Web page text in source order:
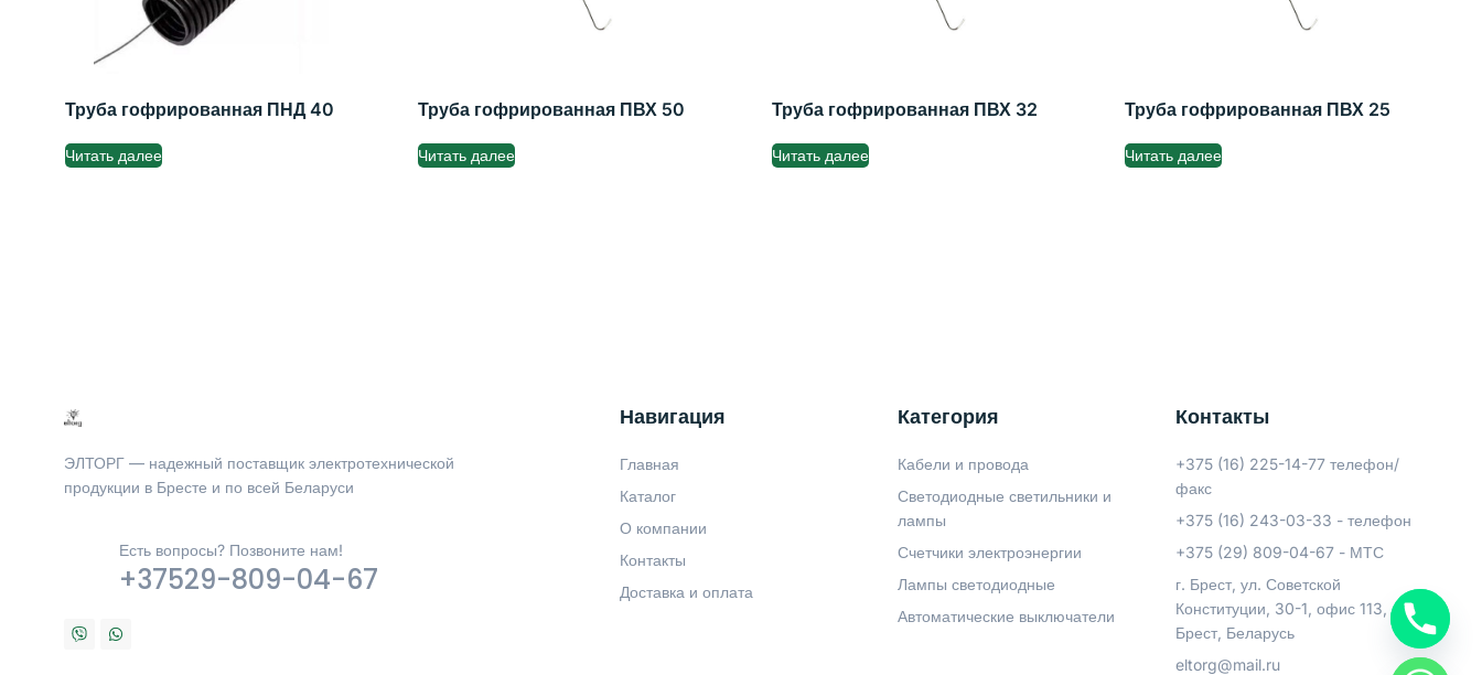
Труба гофрированная ПНД 40
Читать далее
Труба гофрированная ПВХ 50
Читать далее
Труба гофрированная ПВХ 32
Читать далее
Труба гофрированная ПВХ 25
Читать далее
ЭЛТОРГ — надежный поставщик электротехнической
продукции в Бресте и по всей Беларуси
Есть вопросы? Позвоните нам!
+37529-809-04-67
Навигация
Главная
Каталог
О компании
Контакты
Доставка и оплата
Категория
Кабели и провода
Светодиодные светильники и
лампы
Счетчики электроэнергии
Лампы светодиодные
Автоматические выключатели
Контакты
+375 (16) 225-14-77 телефон/
факс
+375 (16) 243-03-33 - телефон
+375 (29) 809-04-67 - МТС
г. Брест, ул. Советской
Конституции, 30-1, офис 113,
Брест, Беларусь
eltorg@mail.ru